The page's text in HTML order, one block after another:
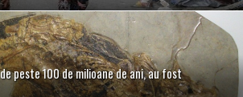
peste 100 de milioane de ani, au fost